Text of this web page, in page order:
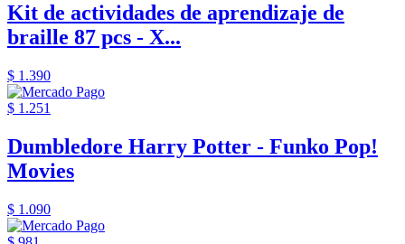
Kit de actividades de aprendizaje de
braille 87 pcs - X...
$ 1.390
$ 1.251
Dumbledore Harry Potter - Funko Pop!
Movies
$ 1.090